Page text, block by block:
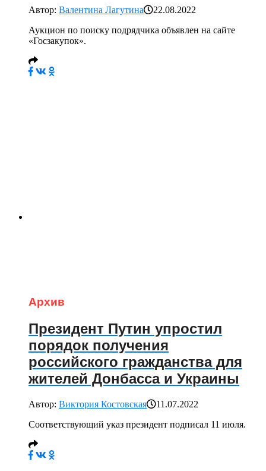
Автор: Валентина Лагутина
22.08.2022
Аукцион по поиску подрядчика объявлен на сайте
«Госзакупок».
Архив
Президент Путин упростил
порядок получения
российского гражданства для
жителей Донбасса и Украины
Автор: Виктория Костовская
11.07.2022
Соответствующий указ президент подписал 11 июля.